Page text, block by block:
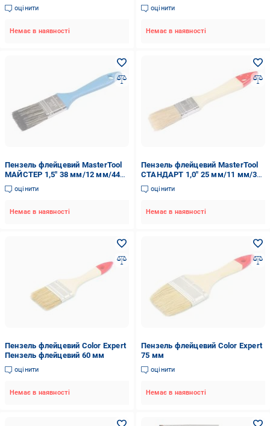
оцінити
Немає в наявності
оцінити
Немає в наявності
Пензель флейцевий MasterTool
МАЙСТЕР 1,5" 38 мм/12 мм/44
мм 38 мм 91-1238
оцінити
Немає в наявності
Пензель флейцевий MasterTool
СТАНДАРТ 1,0" 25 мм/11 мм/38
мм 25 мм 91-1625
оцінити
Немає в наявності
Пензель флейцевий Color Expert
Пензель флейцевий 60 мм
оцінити
Немає в наявності
Пензель флейцевий Color Expert
75 мм
оцінити
Немає в наявності